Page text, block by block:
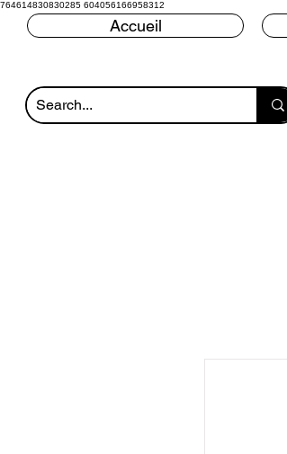
764614830830285 604056166958312
Accueil